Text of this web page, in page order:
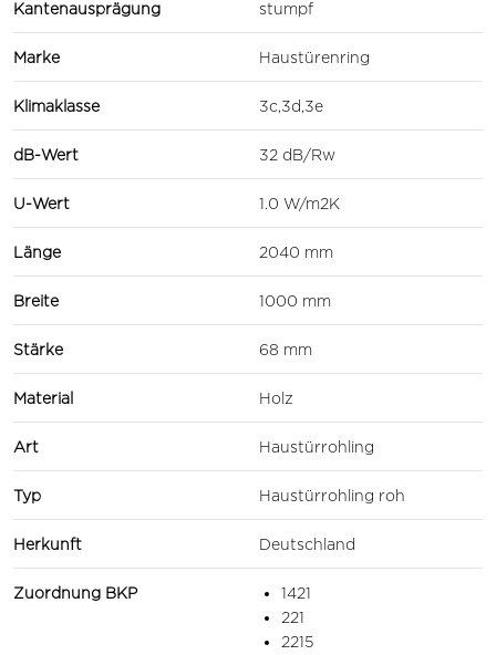
Kantenausprägung stumpf
Marke Haustürenring
Klimaklasse 3c,3d,3e
dB-Wert 32 dB/Rw
U-Wert 1.0 W/m2K
Länge 2040 mm
Breite 1000 mm
Stärke 68 mm
Material Holz
Art Haustürrohling
Typ Haustürrohling roh
Herkunft Deutschland
Zuordnung BKP
1421
221
2215